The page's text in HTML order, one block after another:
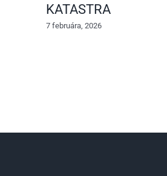
KATASTRA
7 februára, 2026